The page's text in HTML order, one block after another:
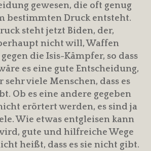
gewesen, die oft genug
bestimmten Druck entsteht.
steht jetzt Biden, der,
nicht will, Waffen
die Isis-Kämpfer, so dass
es eine gute Entscheidung,
sehr viele Menschen, dass es
Ob es eine andere gegeben
erörtert werden, es sind ja
Wie etwas entgleisen kann
gute und hilfreiche Wege
heißt, dass es sie nicht gibt.